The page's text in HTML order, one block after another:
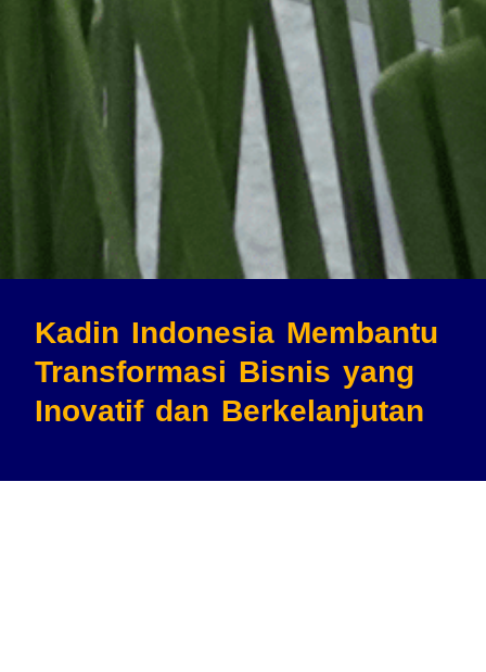
Kadin Indonesia Membantu
Transformasi Bisnis yang
Inovatif dan Berkelanjutan